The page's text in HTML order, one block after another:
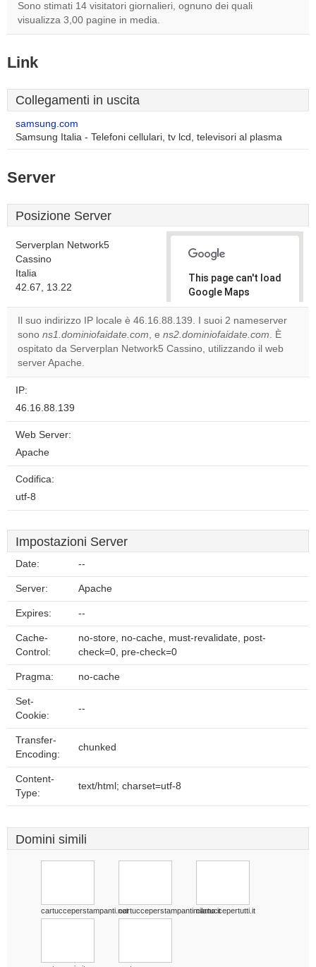
Sono stimati 14 visitatori giornalieri, ognuno dei quali
visualizza 3,00 pagine in media.
Link
Collegamenti in uscita
samsung.com
Samsung Italia - Telefoni cellulari, tv lcd, televisori al plasma
Server
Posizione Server
Serverplan Network5
Cassino
Italia
42.67, 13.22
This page can't load
Google Maps
correctly.
Do you
own this
OK
Il suo indirizzo IP locale è 46.16.88.139. I suoi 2 nameserver
sono ns1.dominiofaidate.com, e ns2.dominiofaidate.com. È
ospitato da Serverplan Network5 Cassino, utilizzando il web
server Apache.
IP:
46.16.88.139
Web Server:
Apache
Codifica:
utf-8
Impostazioni Server
Date: --
Server: Apache
Expires: --
Cache-
Control:
no-store, no-cache, must-revalidate, post-
check=0, pre-check=0
Pragma: no-cache
Set-
Cookie:
--
Transfer-
Encoding:
chunked
Content-
Type:
text/html; charset=utf-8
Domini simili
cartucceperstampanti.netcartucceperstampantimilano.itcartuccepertutti.it